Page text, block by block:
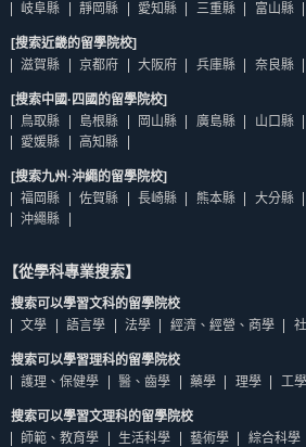
岐阜縣
靜岡縣 愛知縣 三重縣 富山縣
[搜索近畿的留學院校]
滋賀縣
京都府 大阪府 兵庫縣 奈良縣
[搜索中國·四國的留學院校]
鳥取縣
島根縣 岡山縣 廣島縣 山口縣
愛媛縣
高知縣
[搜索九州·沖繩的留學院校]
福岡縣
佐賀縣 長崎縣 熊本縣 大分縣
沖繩縣
【從學科專業搜索】
搜索可以學習文科的留學院校
文學
語言學 法學 經濟、經營、商學
搜索可以學習理科的留學院校
護理、保健學
醫、齒學 藥學 理學 工學
搜索可以學習文理科的留學院校
師範、教育學
生活科學 藝術學 綜合科學